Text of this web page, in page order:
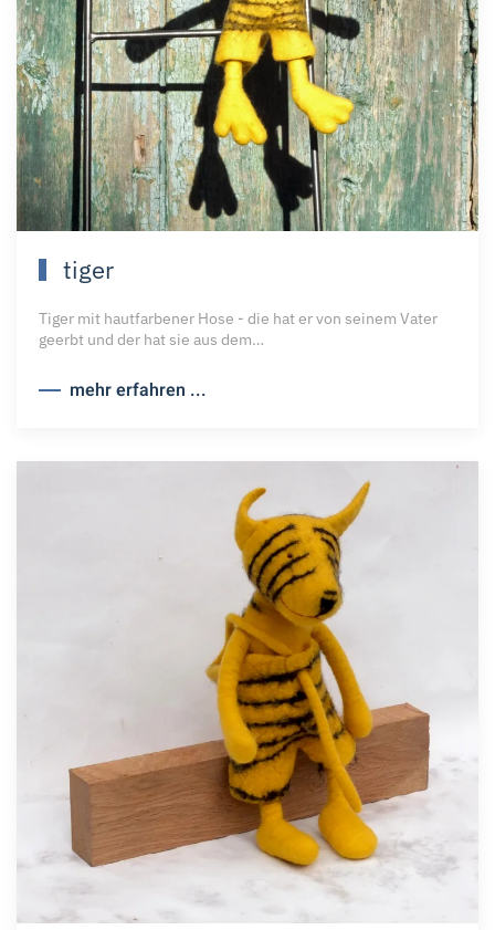
tiger
Tiger mit hautfarbener Hose - die hat er von seinem Vater
geerbt und der hat sie aus dem…
mehr erfahren ...